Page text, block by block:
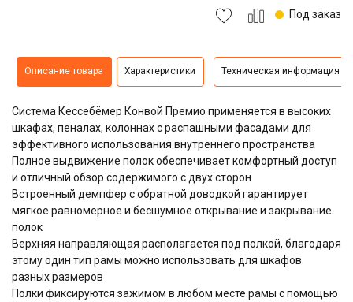
Под заказ
Описание товара Характеристики Техническая информация
Система Кессебёмер Конвой Премио применяется в высоких
шкафах, пеналах, колоннах с распашными фасадами для
эффективного использования внутреннего пространства
Полное выдвижение полок обеспечивает комфортный доступ
и отличный обзор содержимого с двух сторон
Встроенный демпфер с обратной доводкой гарантирует
мягкое равномерное и бесшумное открывание и закрывание
полок
Верхняя направляющая располагается под полкой, благодаря
этому один тип рамы можно использовать для шкафов
разных размеров
Полки фиксируются зажимом в любом месте рамы с помощью